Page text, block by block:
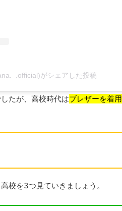
がシェアした投稿
たが、高校時代はブレザーを着用
校を3つ見ていきましょう。